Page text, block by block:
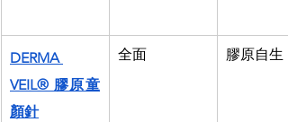
DERMA
VEIL® 膠原童
顏針
全面 膠原自生